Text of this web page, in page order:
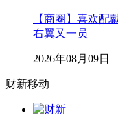
【商圈】喜欢配
右翼又一员
2026年08月09日
财新移动